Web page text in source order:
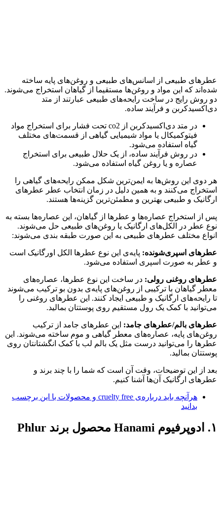
عطرهای طبیعی از اسانس‌های طبیعی و روغن‌های پایه ساخته
شده‌اند که این مواد و روغن‌ها مستقیما از گیاهان استخراج می‌شوند.
دو روش رایج در ساخت رایحه‌های طبیعی عبارتند از متد
دی‌اکسید‌کربن و فرآیند ساده.
در متد دی‌اکسید‌کربن از co2 تحت فشار برای استخراج مواد
فیتوکمیکال یا مواد شیمیایی گیاهی از قسمت‌های مختلف
گیاه استفاده می‌شود.
در روش فرآیند ساده، از یک حلال طبیعی برای استخراج
عصاره و یا روغن گیاه استفاده می‌شود.
هر دوی این روش‌ها به ایمن‌ترین شکل ممکن رایحه‌های گیاهی را
استخراج می‌کنند و به همین دلیل در زمان انتخاب عطر عطرهای
ارگانیک و طبیعی بهترین و مطمئن‌ترین گزینه‌ها هستند.
پس از استخراج عصاره‌ها و عطر‌ها از گیاهان، این عصاره‌ها بسته به
نوع عطر در الکل‌های ارگانیک یا روغن‌های طبیعی حل می‌شوند.
انواع مختلف عطر‌های طبیعی به این صورت طبقه بندی می‌شوند:
عطرهای اسپری‌شونده: پایه‌ی این نوع عطرها الکل اورگانیک است
و عطر به صورت اسپری استفاده می‌شود.
عطرهای روغنی رولی: در ساخت این نوع عطرها، عصاره‌های
معطر گیاهان با ترکیبی از روغن‌های پایه‌ی بدون بو ترکیب می‌شوند
تا رایحه‌های ارگانیک و طبیعی ایجاد کنند. این عطرهای روغنی را
می‌توانید با کمک یک رول مستقیم روی پوستتان بمالید.
عطرهای بالم/عطر‌های جامد: این عطرهای جامد از ترکیب
روغن‌های پایه، عصاره‌های معطر گیاهی و موم ساخته می‌شوند. این
عطرها را می‌توانید درست مثل یک بالم لب با کمک انگشتانتان روی
پوستتان بمالید.
بعد از این توضیحات، وقت آن است که شما را با چند برند و
عطرهای ارگانیک آن‌ها آشنا کنیم.
هرآنچه باید درباره‌ی cruelty free و محصولات با این برچسب
بدانید
۱. ادوپرفیوم Hanami محصول برند Phlur